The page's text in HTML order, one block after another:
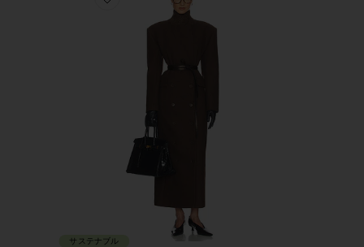
Favorite ITALIAN WOOL BLEND スカート
サステナブル